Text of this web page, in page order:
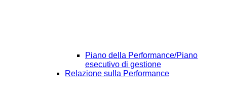
Piano della Performance/Piano
esecutivo di gestione
Relazione sulla Performance